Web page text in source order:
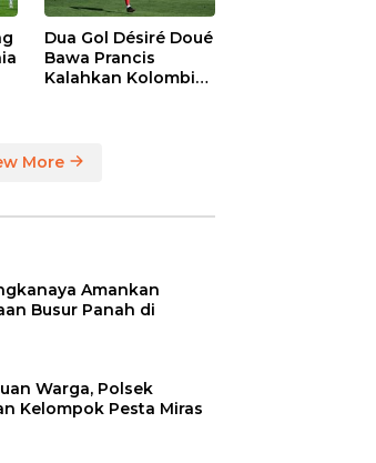
Dua Gol Désiré Doué
Bawa Prancis
Kalahkan Kolombia
More
Amankan
Busur Panah di
Warga, Polsek
Kelompok Pesta Miras